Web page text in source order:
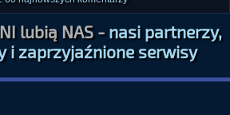
60 najnowszych komentarzy
lubią NAS -nasi partnerzy,
i zaprzyjaźnione serwisy